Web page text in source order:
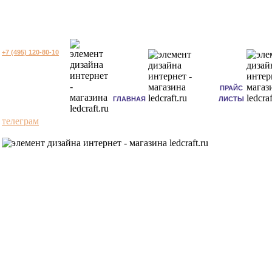
+7 (495) 120-80-10
ГЛАВНАЯ
ПРАЙС
ЛИСТЫ
телеграм